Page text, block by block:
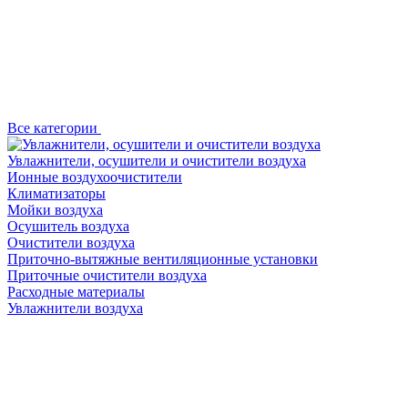
Все категории
Увлажнители, осушители и очистители воздуха
Ионные воздухоочистители
Климатизаторы
Мойки воздуха
Осушитель воздуха
Очистители воздуха
Приточно-вытяжные вентиляционные установки
Приточные очистители воздуха
Расходные материалы
Увлажнители воздуха